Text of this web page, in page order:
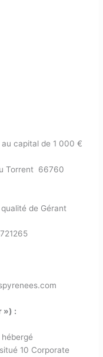
au capital de 1 000 €
Torrent 66760
de Gérant
») :
10 Corporate